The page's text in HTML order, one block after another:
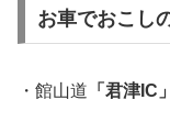
お車でおこし
・館山道 「君津IC」